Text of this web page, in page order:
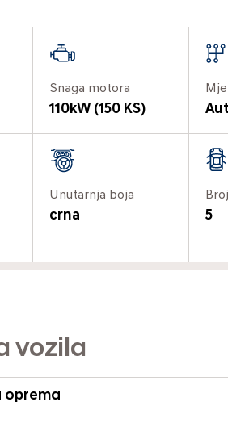
Snaga motora
110kW (150 KS)
Unutarnja boja
crna 5
vozila
oprema